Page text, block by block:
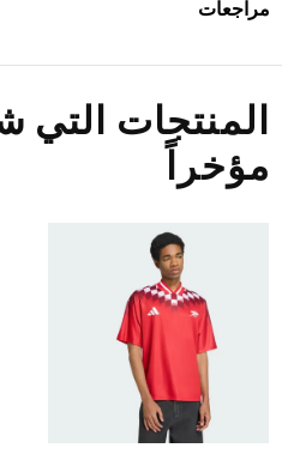
مراجعات
المنتجات
مؤخراً